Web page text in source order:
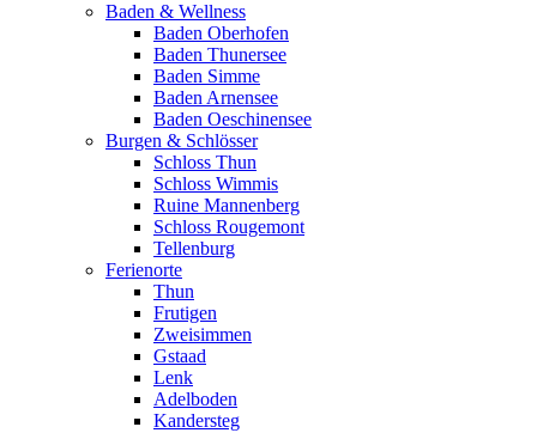
Baden & Wellness
Baden Oberhofen
Baden Thunersee
Baden Simme
Baden Arnensee
Baden Oeschinensee
Burgen & Schlösser
Schloss Thun
Schloss Wimmis
Ruine Mannenberg
Schloss Rougemont
Tellenburg
Ferienorte
Thun
Frutigen
Zweisimmen
Gstaad
Lenk
Adelboden
Kandersteg